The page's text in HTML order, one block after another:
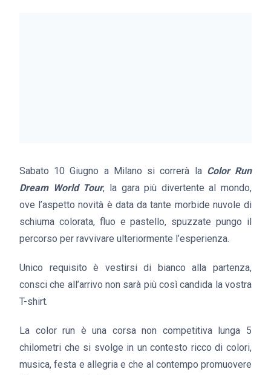
Sabato 10 Giugno a Milano si correrà la Color Run
Dream World Tour, la gara più divertente al mondo,
ove l’aspetto novità è data da tante morbide nuvole di
schiuma colorata, fluo e pastello, spuzzate pungo il
percorso per ravvivare ulteriormente l’esperienza.
Unico requisito è vestirsi di bianco alla partenza,
consci che all’arrivo non sarà più così candida la vostra
T-shirt.
La color run è una corsa non competitiva lunga 5
chilometri che si svolge in un contesto ricco di colori,
musica, festa e allegria e che al contempo promuovere